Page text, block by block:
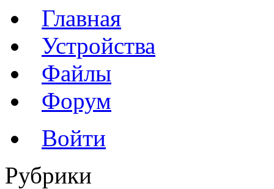
Главная
Устройства
Файлы
Форум
Войти
Рубрики